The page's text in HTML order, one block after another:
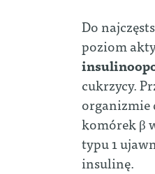
Do
poziom
cukrzycy.
organizmie
komórek β
typu 1
insulinę.